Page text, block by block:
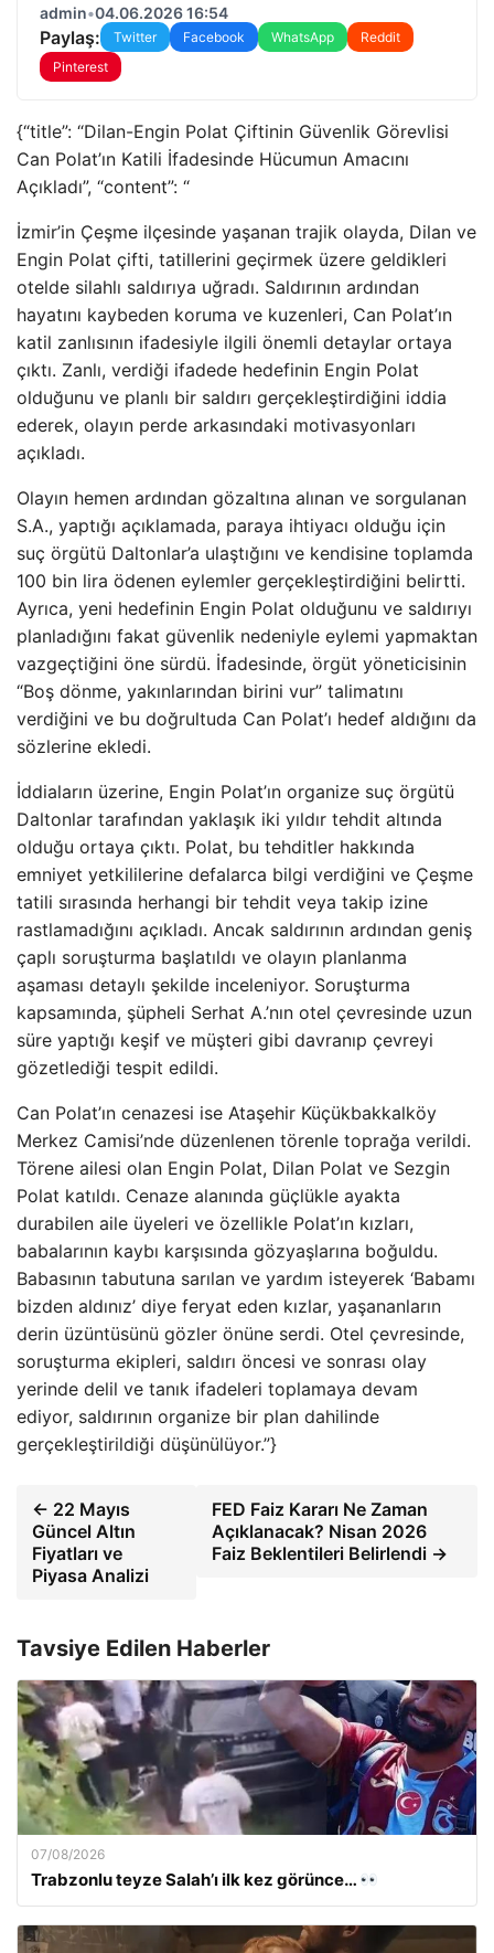
admin•04.06.2026 16:54
Paylaş: Twitter Facebook WhatsApp
Reddit
Pinterest
{“title”: “Dilan-Engin Polat Çiftinin Güvenlik Görevlisi
Can Polat’ın Katili İfadesinde Hücumun Amacını
Açıkladı”, “content”: “
İzmir’in Çeşme ilçesinde yaşanan trajik olayda, Dilan ve
Engin Polat çifti, tatillerini geçirmek üzere geldikleri
otelde silahlı saldırıya uğradı. Saldırının ardından
hayatını kaybeden koruma ve kuzenleri, Can Polat’ın
katil zanlısının ifadesiyle ilgili önemli detaylar ortaya
çıktı. Zanlı, verdiği ifadede hedefinin Engin Polat
olduğunu ve planlı bir saldırı gerçekleştirdiğini iddia
ederek, olayın perde arkasındaki motivasyonları
açıkladı.
Olayın hemen ardından gözaltına alınan ve sorgulanan
S.A., yaptığı açıklamada, paraya ihtiyacı olduğu için
suç örgütü Daltonlar’a ulaştığını ve kendisine toplamda
100 bin lira ödenen eylemler gerçekleştirdiğini belirtti.
Ayrıca, yeni hedefinin Engin Polat olduğunu ve saldırıyı
planladığını fakat güvenlik nedeniyle eylemi yapmaktan
vazgeçtiğini öne sürdü. İfadesinde, örgüt yöneticisinin
“Boş dönme, yakınlarından birini vur” talimatını
verdiğini ve bu doğrultuda Can Polat’ı hedef aldığını da
sözlerine ekledi.
İddiaların üzerine, Engin Polat’ın organize suç örgütü
Daltonlar tarafından yaklaşık iki yıldır tehdit altında
olduğu ortaya çıktı. Polat, bu tehditler hakkında
emniyet yetkililerine defalarca bilgi verdiğini ve Çeşme
tatili sırasında herhangi bir tehdit veya takip izine
rastlamadığını açıkladı. Ancak saldırının ardından geniş
çaplı soruşturma başlatıldı ve olayın planlanma
aşaması detaylı şekilde inceleniyor. Soruşturma
kapsamında, şüpheli Serhat A.’nın otel çevresinde uzun
süre yaptığı keşif ve müşteri gibi davranıp çevreyi
gözetlediği tespit edildi.
Can Polat’ın cenazesi ise Ataşehir Küçükbakkalköy
Merkez Camisi’nde düzenlenen törenle toprağa verildi.
Törene ailesi olan Engin Polat, Dilan Polat ve Sezgin
Polat katıldı. Cenaze alanında güçlükle ayakta
durabilen aile üyeleri ve özellikle Polat’ın kızları,
babalarının kaybı karşısında gözyaşlarına boğuldu.
Babasının tabutuna sarılan ve yardım isteyerek ‘Babamı
bizden aldınız’ diye feryat eden kızlar, yaşananların
derin üzüntüsünü gözler önüne serdi. Otel çevresinde,
soruşturma ekipleri, saldırı öncesi ve sonrası olay
yerinde delil ve tanık ifadeleri toplamaya devam
ediyor, saldırının organize bir plan dahilinde
gerçekleştirildiği düşünülüyor.”}
← 22 Mayıs
Güncel Altın
Fiyatları ve
Piyasa Analizi
FED Faiz Kararı Ne Zaman
Açıklanacak? Nisan 2026
Faiz Beklentileri Belirlendi →
Tavsiye Edilen Haberler
07/08/2026
Trabzonlu teyze Salah’ı ilk kez görünce…